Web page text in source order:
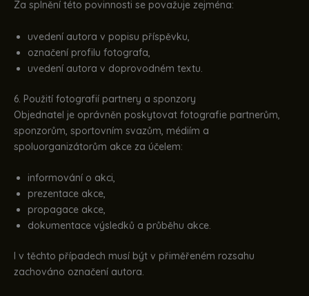
Za splnění této povinnosti se považuje zejména:
uvedení autora v popisu příspěvku,
označení profilu fotografa,
uvedení autora v doprovodném textu.
6. Použití fotografií partnery a sponzory
Objednatel je oprávněn poskytovat fotografie partnerům,
sponzorům, sportovním svazům, médiím a
spoluorganizátorům akce za účelem:
informování o akci,
prezentace akce,
propagace akce,
dokumentace výsledků a průběhu akce.
I v těchto případech musí být v přiměřeném rozsahu
zachováno označení autora.